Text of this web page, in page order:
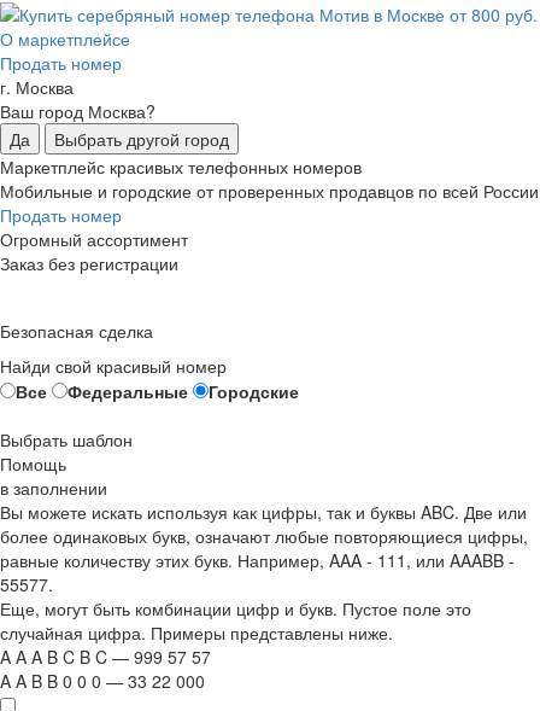
О маркетплейсе
Продать номер
г. Москва
Ваш город Москва?
Да
Выбрать другой город
Маркетплейс красивых телефонных номеров
Мобильные и городские от проверенных продавцов по всей России
Продать номер
Огромный ассортимент
Заказ без регистрации
Безопасная сделка
Найди свой красивый номер
Все
Федеральные
Городские
Выбрать шаблон
Помощь
в заполнении
Вы можете искать используя как цифры, так и буквы ABC. Две или
более одинаковых букв, означают любые повторяющиеся цифры,
равные количеству этих букв. Например, AAA - 111 , или AAABB -
55577.
Еще, могут быть комбинации цифр и букв. Пустое поле это
случайная цифра. Примеры представлены ниже.
A A A B C B C — 999 57 57
A A B B 0 0 0 — 33 22 000